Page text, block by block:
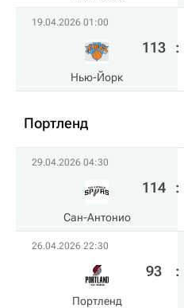
19.04.2026 01:00
Нью-Йорк
113 :
Портленд
29.04.2026 04:30
Сан-Антонио
114 :
26.04.2026 22:30
Портленд
93 :